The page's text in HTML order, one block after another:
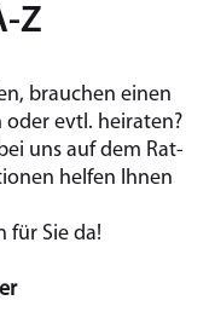
Z
brau­chen einen
oder evtl. hei­ra­ten?
uns auf dem Rat­
hel­fen Ihnen
für Sie da!